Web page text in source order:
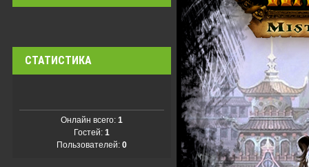
СТАТИСТИКА
Онлайн всего: 1
Гостей: 1
Пользователей: 0